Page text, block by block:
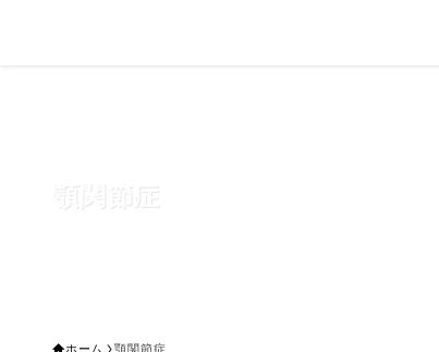
顎関節症
ホーム 顎関節症